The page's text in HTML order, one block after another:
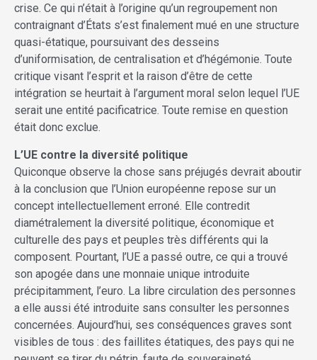
crise. Ce qui n’était à l’origine qu’un regroupement non
contraignant d’États s’est finalement mué en une structure
quasi-étatique, poursuivant des desseins
d’uniformisation, de centralisation et d’hégémonie. Toute
critique visant l’esprit et la raison d’être de cette
intégration se heurtait à l’argument moral selon lequel l’UE
serait une entité pacificatrice. Toute remise en question
était donc exclue.
L’UE contre la diversité politique
Quiconque observe la chose sans préjugés devrait aboutir
à la conclusion que l’Union européenne repose sur un
concept intellectuellement erroné. Elle contredit
diamétralement la diversité politique, économique et
culturelle des pays et peuples très différents qui la
composent. Pourtant, l’UE a passé outre, ce qui a trouvé
son apogée dans une monnaie unique introduite
précipitamment, l’euro. La libre circulation des personnes
a elle aussi été introduite sans consulter les personnes
concernées. Aujourd’hui, ses conséquences graves sont
visibles de tous : des faillites étatiques, des pays qui ne